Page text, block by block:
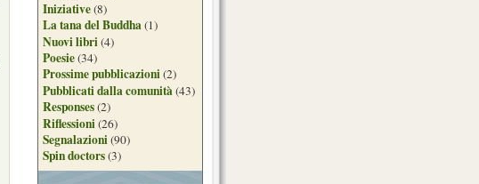
Iniziative(8)
La tana del Buddha(1)
Nuovi libri(4)
Poesie(34)
Prossime pubblicazioni(2)
Pubblicati dalla comunità(43)
Responses(2)
Riflessioni(26)
Segnalazioni(90)
Spin doctors(3)